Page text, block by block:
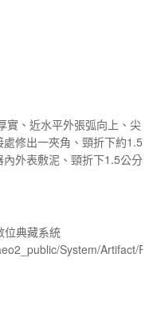
實、近水平外張弧向上、尖
修出一夾角、頸折下約1.5
外表敷泥、頸折下1.5公分
位典藏系統
System/Artifact/